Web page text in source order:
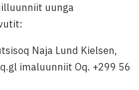
uunga
Naja Lund Kielsen,
imaluunniit Oq. +299 56